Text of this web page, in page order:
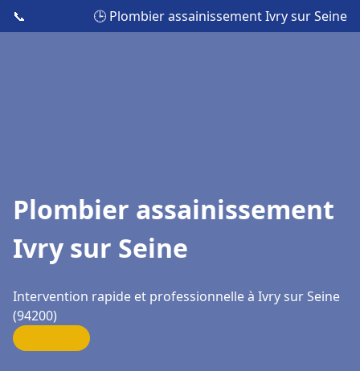
📞 🕒 Plombier assainissement Ivry sur Seine
Plombier assainissement
Ivry sur Seine
Intervention rapide et professionnelle à Ivry sur Seine
(94200)